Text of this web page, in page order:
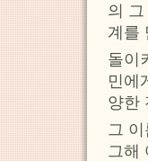
의
계를
돌이
민에
양한
그
그해